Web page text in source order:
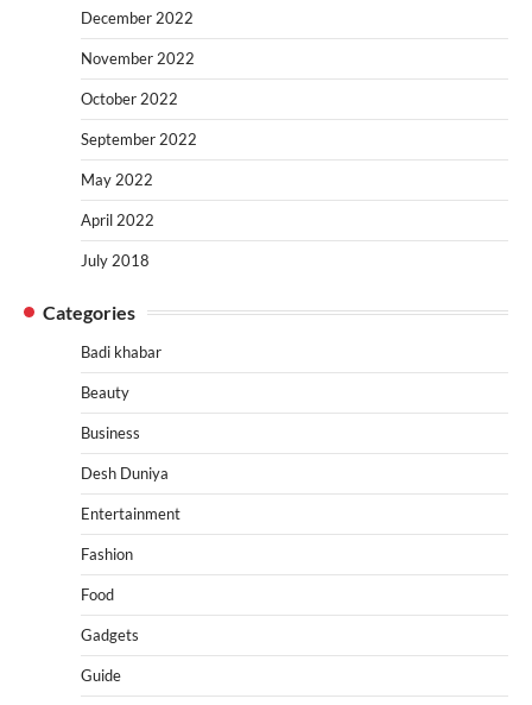
December 2022
November 2022
October 2022
September 2022
May 2022
April 2022
July 2018
Categories
Badi khabar
Beauty
Business
Desh Duniya
Entertainment
Fashion
Food
Gadgets
Guide